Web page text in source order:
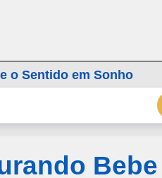
o Sentido em Sonho
Bebe